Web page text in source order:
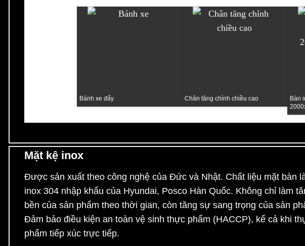
Bánh xe đẩy Chân tăng chỉnh chiều cao
Bàn
Mặt kệ inox
Được sản xuất theo công nghệ của Đức và Nhật. Chất liệu mặt bàn
inox 304 nhập khẩu của Hyundai, Posco Hàn Quốc. Không chỉ làm
bền của sản phẩm theo thời gian, còn tăng sự sang trọng của sản
Đảm bảo điều kiện an toàn vệ sinh thực phẩm (HACCP), kể cả khi
phẩm tiếp xúc trực tiếp.